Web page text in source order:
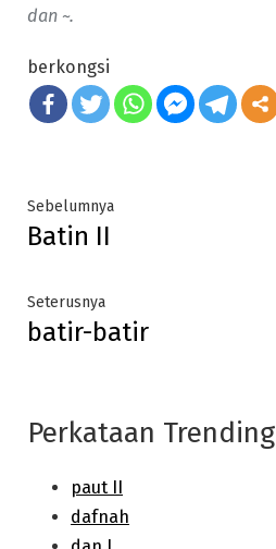
dan ~.
berkongsi
Post
navigation
SebelumnyaPrevious
Batin II
SeterusnyaNext
post:
batir-batir
Perkataan Trending